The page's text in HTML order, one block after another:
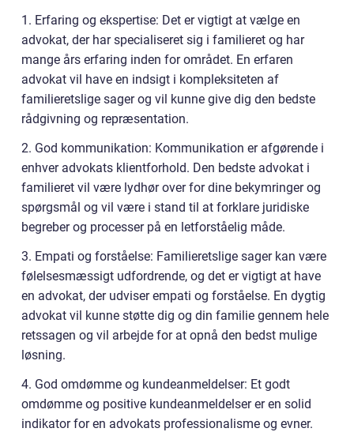
1. Erfaring og ekspertise: Det er vigtigt at vælge en
advokat, der har specialiseret sig i familieret og har
mange års erfaring inden for området. En erfaren
advokat vil have en indsigt i kompleksiteten af
familieretslige sager og vil kunne give dig den bedste
rådgivning og repræsentation.
2. God kommunikation: Kommunikation er afgørende i
enhver advokats klientforhold. Den bedste advokat i
familieret vil være lydhør over for dine bekymringer og
spørgsmål og vil være i stand til at forklare juridiske
begreber og processer på en letforståelig måde.
3. Empati og forståelse: Familieretslige sager kan være
følelsesmæssigt udfordrende, og det er vigtigt at have
en advokat, der udviser empati og forståelse. En dygtig
advokat vil kunne støtte dig og din familie gennem hele
retssagen og vil arbejde for at opnå den bedst mulige
løsning.
4. God omdømme og kundeanmeldelser: Et godt
omdømme og positive kundeanmeldelser er en solid
indikator for en advokats professionalisme og evner.